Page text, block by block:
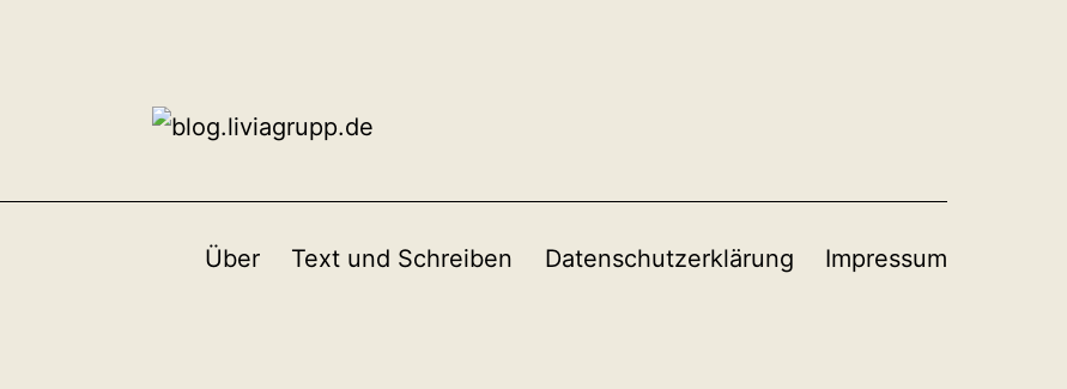
Über Text und Schreiben Datenschutzerklärung Impressum